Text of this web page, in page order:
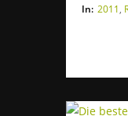
In: 2011,